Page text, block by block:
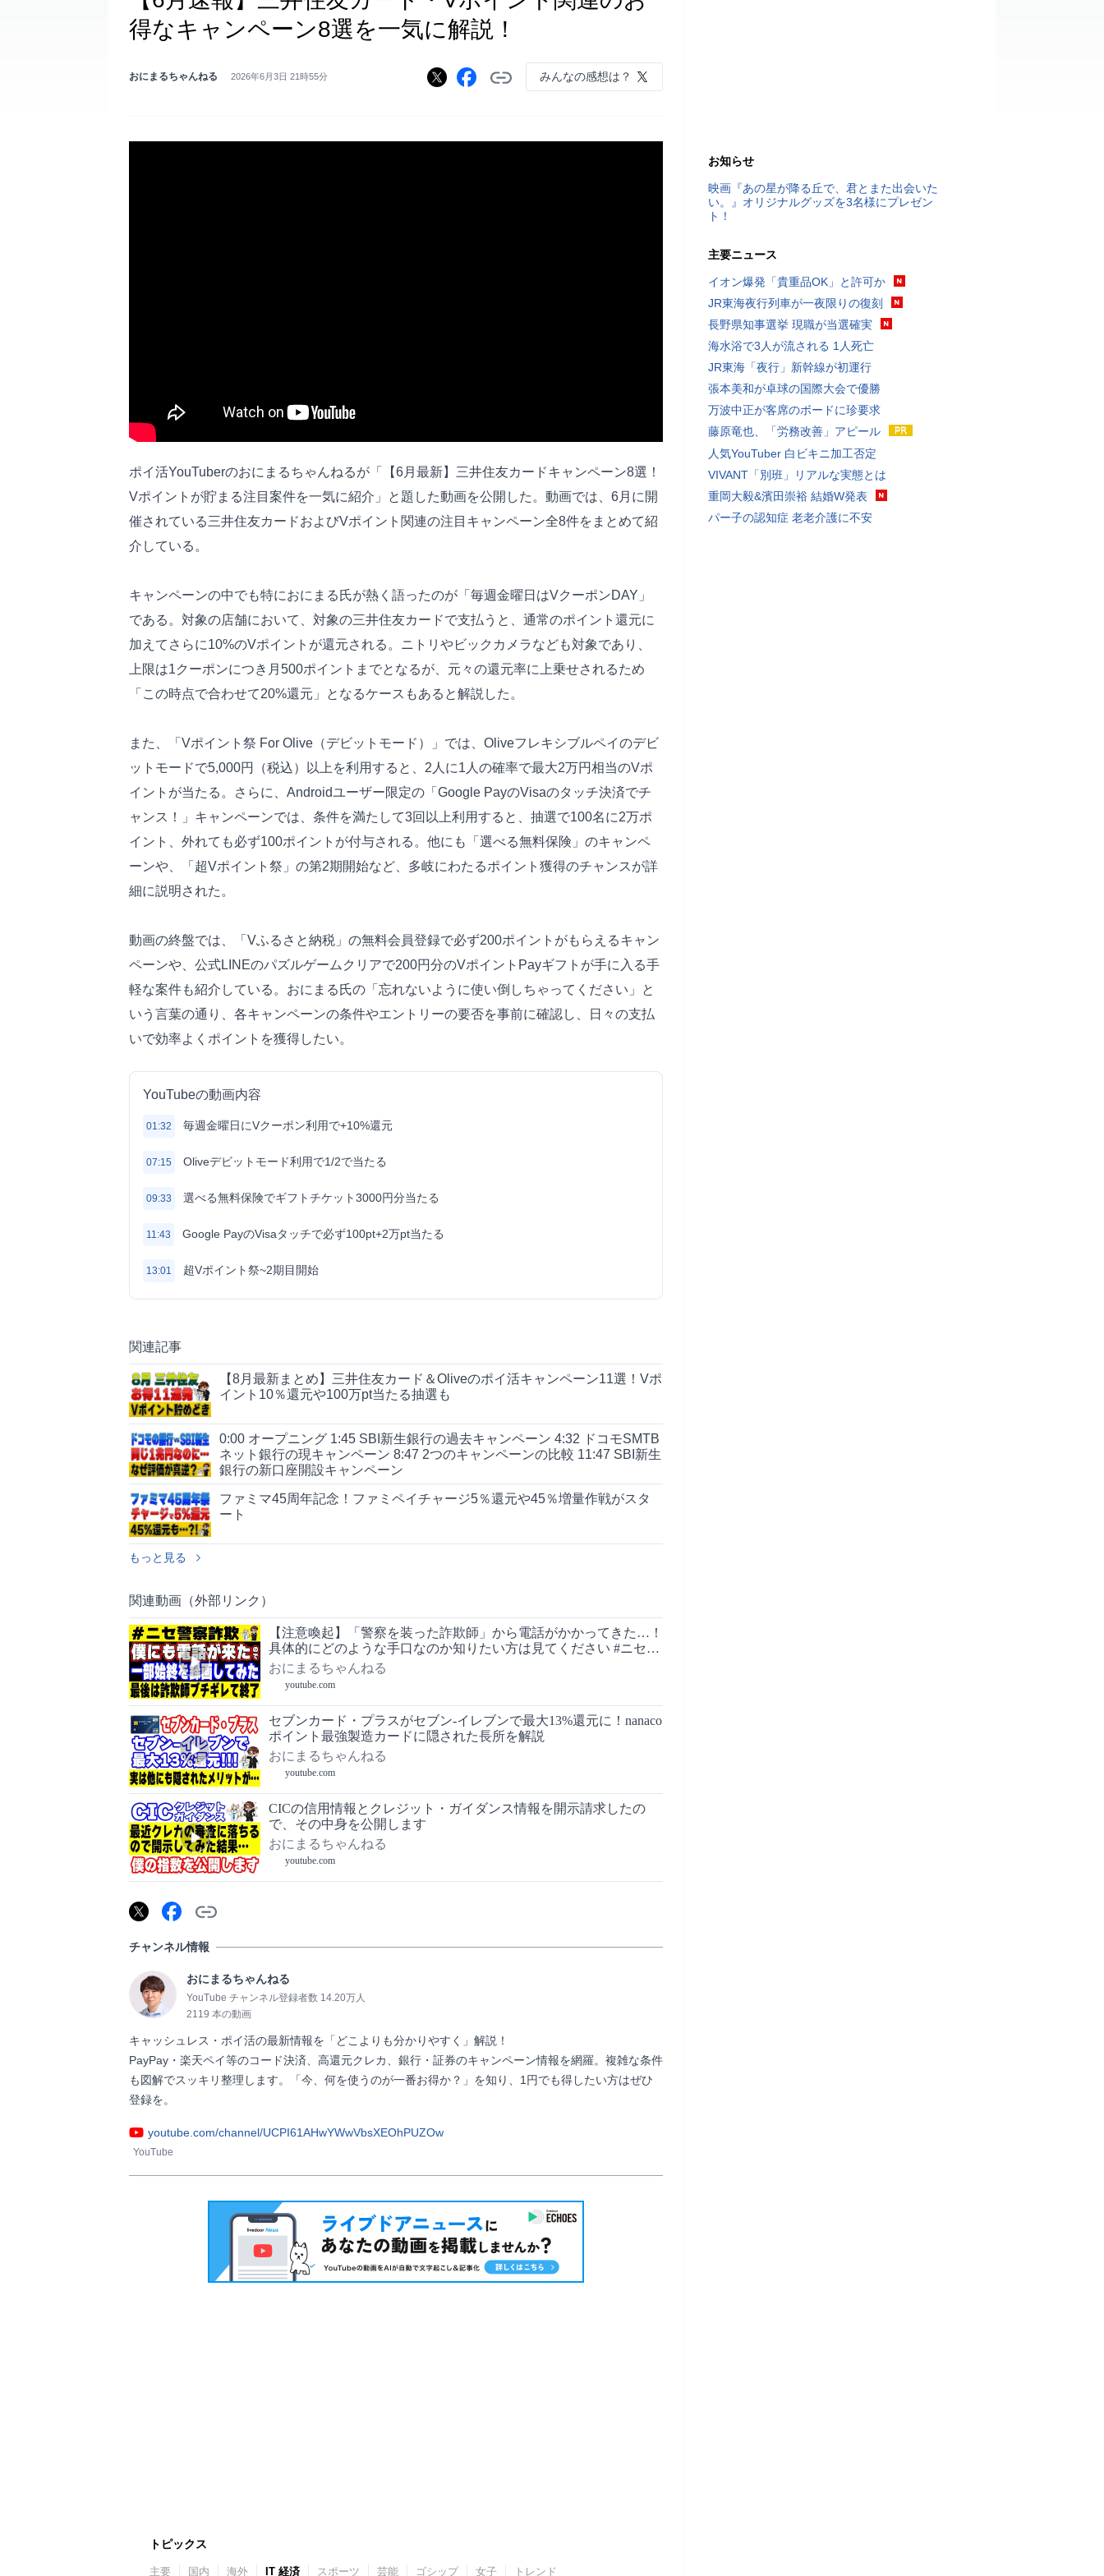
得なキャンペーン8選を一気に解説！
おにまるちゃんねる 2026年6月3日 21時55分 みんなの感想は？
ポイ活YouTuberのおにまるちゃんねるが「【6月最新】三井住友カードキャンペーン8選！
Vポイントが貯まる注目案件を一気に紹介」と題した動画を公開した。動画では、6月に開
催されている三井住友カードおよびVポイント関連の注目キャンペーン全8件をまとめて紹
介している。
キャンペーンの中でも特におにまる氏が熱く語ったのが「毎週金曜日はVクーポンDAY」
である。対象の店舗において、対象の三井住友カードで支払うと、通常のポイント還元に
加えてさらに10%のVポイントが還元される。ニトリやビックカメラなども対象であり、
上限は1クーポンにつき月500ポイントまでとなるが、元々の還元率に上乗せされるため
「この時点で合わせて20%還元」となるケースもあると解説した。
また、「Vポイント祭 For Olive（デビットモード）」では、Oliveフレキシブルペイのデビ
ットモードで5,000円（税込）以上を利用すると、2人に1人の確率で最大2万円相当のVポ
イントが当たる。さらに、Androidユーザー限定の「Google PayのVisaのタッチ決済でチ
ャンス！」キャンペーンでは、条件を満たして3回以上利用すると、抽選で100名に2万ポ
イント、外れても必ず100ポイントが付与される。他にも「選べる無料保険」のキャンペ
ーンや、「超Vポイント祭」の第2期開始など、多岐にわたるポイント獲得のチャンスが詳
細に説明された。
動画の終盤では、「Vふるさと納税」の無料会員登録で必ず200ポイントがもらえるキャン
ペーンや、公式LINEのパズルゲームクリアで200円分のVポイントPayギフトが手に入る手
軽な案件も紹介している。おにまる氏の「忘れないように使い倒しちゃってください」と
いう言葉の通り、各キャンペーンの条件やエントリーの要否を事前に確認し、日々の支払
いで効率よくポイントを獲得したい。
YouTubeの動画内容
01:32 毎週金曜日にVクーポン利用で+10%還元
07:15 Oliveデビットモード利用で1/2で当たる
09:33 選べる無料保険でギフトチケット3000円分当たる
11:43 Google PayのVisaタッチで必ず100pt+2万pt当たる
13:01 超Vポイント祭~2期目開始
関連記事
【8月最新まとめ】三井住友カード＆Oliveのポイ活キャンペーン11選！Vポ
イント10％還元や100万pt当たる抽選も
0:00 オープニング 1:45 SBI新生銀行の過去キャンペーン 4:32 ドコモSMTB
ネット銀行の現キャンペーン 8:47 2つのキャンペーンの比較 11:47 SBI新生
銀行の新口座開設キャンペーン
ファミマ45周年記念！ファミペイチャージ5％還元や45％増量作戦がスタ
ート
もっと見る
関連動画（外部リンク）
【注意喚起】「警察を装った詐欺師」から電話がかかってきた…！
具体的にどのような手口なのか知りたい方は見てください #ニセ警
察詐欺
おにまるちゃんねる
youtube.com
セブンカード・プラスがセブン-イレブンで最大13%還元に！nanaco
ポイント最強製造カードに隠された長所を解説
おにまるちゃんねる
youtube.com
CICの信用情報とクレジット・ガイダンス情報を開示請求したの
で、その中身を公開します
おにまるちゃんねる
youtube.com
チャンネル情報
おにまるちゃんねる
YouTube チャンネル登録者数 14.20万人
2119 本の動画
キャッシュレス・ポイ活の最新情報を「どこよりも分かりやすく」解説！
PayPay・楽天ペイ等のコード決済、高還元クレカ、銀行・証券のキャンペーン情報を網羅。複雑な条件
も図解でスッキリ整理します。「今、何を使うのが一番お得か？」を知り、1円でも得したい方はぜひ
登録を。
youtube.com/channel/UCPI61AHwYWwVbsXEOhPUZOw
YouTube
トピックス
主要 国内 海外 IT 経済 スポーツ 芸能 ゴシップ 女子 トレンド
お知らせ
映画『あの星が降る丘で、君とまた出会いた
い。』オリジナルグッズを3名様にプレゼン
ト！
主要ニュース
イオン爆発「貴重品OK」と許可か
JR東海夜行列車が一夜限りの復刻
長野県知事選挙 現職が当選確実
海水浴で3人が流される 1人死亡
JR東海「夜行」新幹線が初運行
張本美和が卓球の国際大会で優勝
万波中正が客席のボードに珍要求
藤原竜也、「労務改善」アピール
人気YouTuber 白ビキニ加工否定
VIVANT「別班」リアルな実態とは
重岡大毅&濱田崇裕 結婚W発表
パー子の認知症 老老介護に不安